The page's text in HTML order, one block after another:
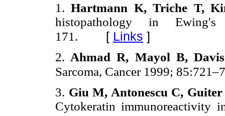
1. Hartmann K, Triche T,
histopathology in
171. [ Links ]
2. Ahmad R, Mayol B,
Sarcoma, Cancer 1999;
3. Giu M, Antonescu C,
Cytokeratin immunoreactivity